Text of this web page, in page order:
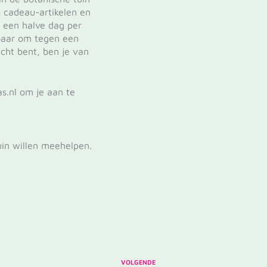
artikelen en
halve dag per
om tegen een
bent, ben je van
om je aan te
willen meehelpen.
VOLGENDE